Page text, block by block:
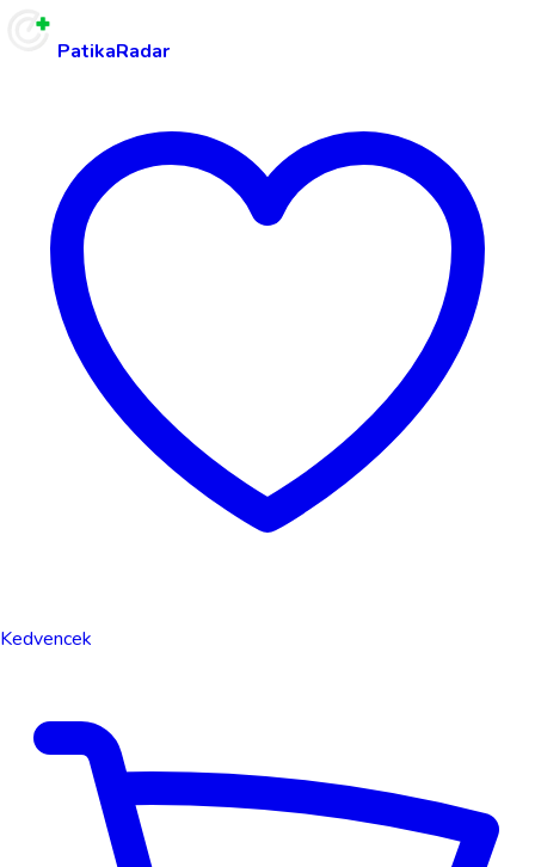
PatikaRadar
Kedvencek